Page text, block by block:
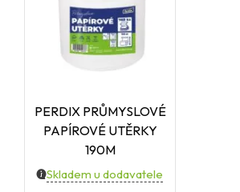
PERDIX PRŮMYSLOVÉ
PAPÍROVÉ UTĚRKY
190M
Skladem u dodavatele